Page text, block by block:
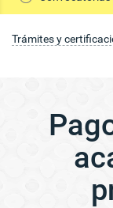
Trámites y